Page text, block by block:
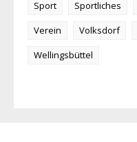
Sport
Sportliches
Verein
Volksdorf
Wellingsbüttel